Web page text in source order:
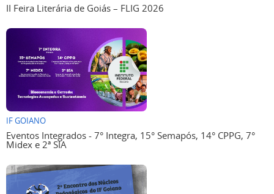
II Feira Literária de Goiás – FLIG 2026
IF GOIANO
Eventos Integrados - 7° Integra, 15° Semapós, 14° CPPG, 7°
Midex e 2ª SIA